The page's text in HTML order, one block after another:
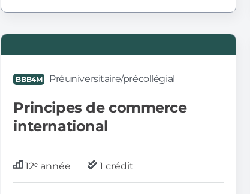
BBB4M:
Principes
commerce
BBB4M Préuniversitaire/précollégial
Principes de commerce
international
12ᵉ année 1 crédit